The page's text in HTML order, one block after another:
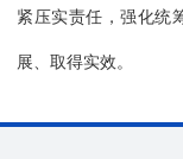
紧压实责任，强化统
展、取得实效。